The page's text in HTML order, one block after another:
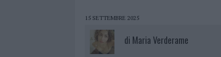
15 SETTEMBRE 2025
di Maria Verderame